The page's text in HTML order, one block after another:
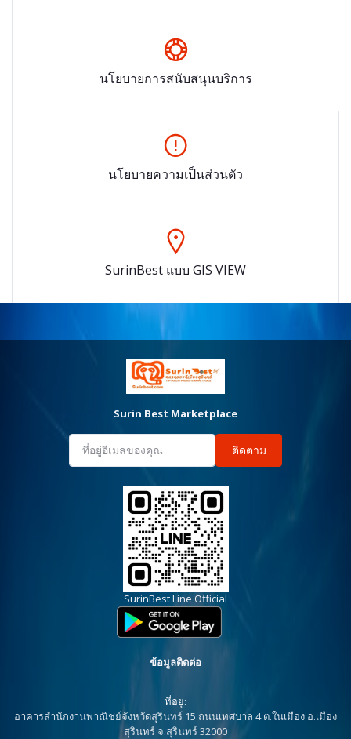
นโยบายการสนับสนุนบริการ
นโยบายความเป็นส่วนตัว
SurinBest แบบ GIS VIEW
Surin Best Marketplace
ติดตาม
SurinBest Line Official
ข้อมูลติดต่อ
ที่อยู่:
อาคารสำนักงานพาณิชย์จังหวัดสุรินทร์ 15 ถนนเทศบาล 4 ต.ในเมือง อ.เมือง
สุรินทร์ จ.สุรินทร์ 32000